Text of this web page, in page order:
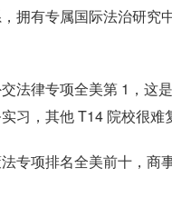
拥有专属国际法治研究
法律专项全美第 1，这
习，其他 T14 院校很难
专项排名全美前十，商